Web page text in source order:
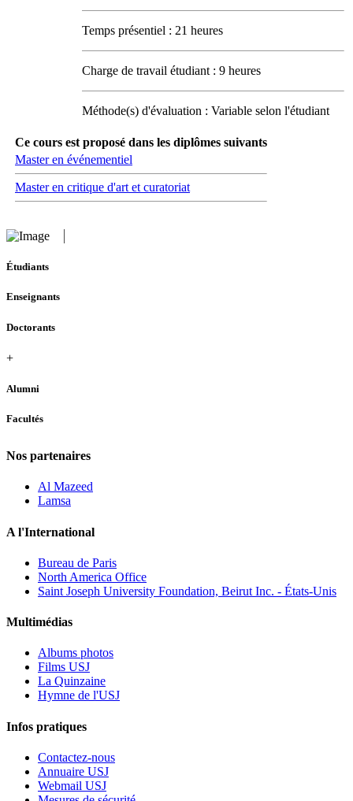
Temps présentiel : 21 heures
Charge de travail étudiant : 9 heures
Méthode(s) d'évaluation : Variable selon l'étudiant
Ce cours est proposé dans les diplômes suivants
Master en événementiel
Master en critique d'art et curatoriat
Étudiants
Enseignants
Doctorants
+
Alumni
Facultés
Nos partenaires
Al Mazeed
Lamsa
A l'International
Bureau de Paris
North America Office
Saint Joseph University Foundation, Beirut Inc. - États-Unis
Multimédias
Albums photos
Films USJ
La Quinzaine
Hymne de l'USJ
Infos pratiques
Contactez-nous
Annuaire USJ
Webmail USJ